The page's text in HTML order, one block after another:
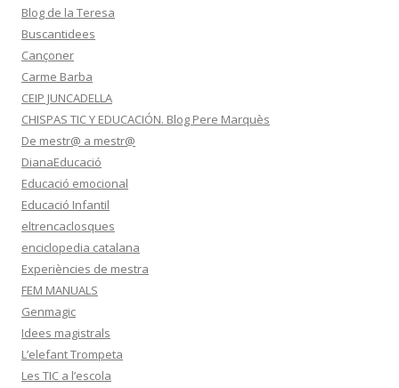
Blog de la Teresa
Buscantidees
Cançoner
Carme Barba
CEIP JUNCADELLA
CHISPAS TIC Y EDUCACIÓN. Blog Pere Marquès
De mestr@ a mestr@
DianaEducació
Educació emocional
Educació Infantil
eltrencaclosques
enciclopedia catalana
Experiències de mestra
FEM MANUALS
Genmagic
Idees magistrals
L’elefant Trompeta
Les TIC a l’escola